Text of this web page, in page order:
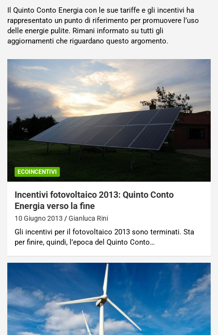
Il Quinto Conto Energia con le sue tariffe e gli incentivi ha
rappresentato un punto di riferimento per promuovere l’uso
delle energie pulite. Rimani informato su tutti gli
aggiornamenti che riguardano questo argomento.
ECOINCENTIVI
Incentivi fotovoltaico 2013: Quinto Conto
Energia verso la fine
10 Giugno 2013 Gianluca Rini
Gli incentivi per il fotovoltaico 2013 sono terminati. Sta
per finire, quindi, l’epoca del Quinto Conto…